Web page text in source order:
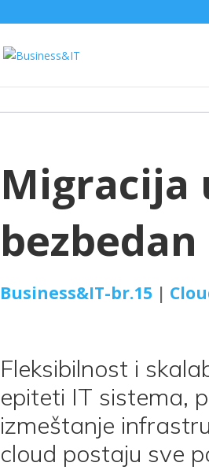
Migracija
Business&IT-br.15 |
Fleksibilnost i
epiteti IT sistema,
izmeštanje
cloud postaju sve